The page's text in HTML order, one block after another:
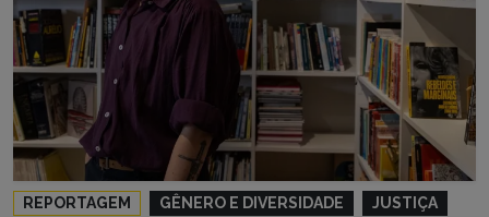
REPORTAGEM GÊNERO E DIVERSIDADE JUSTIÇA